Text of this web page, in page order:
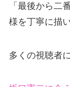
「最後から二
様を丁寧に描
多くの視聴者